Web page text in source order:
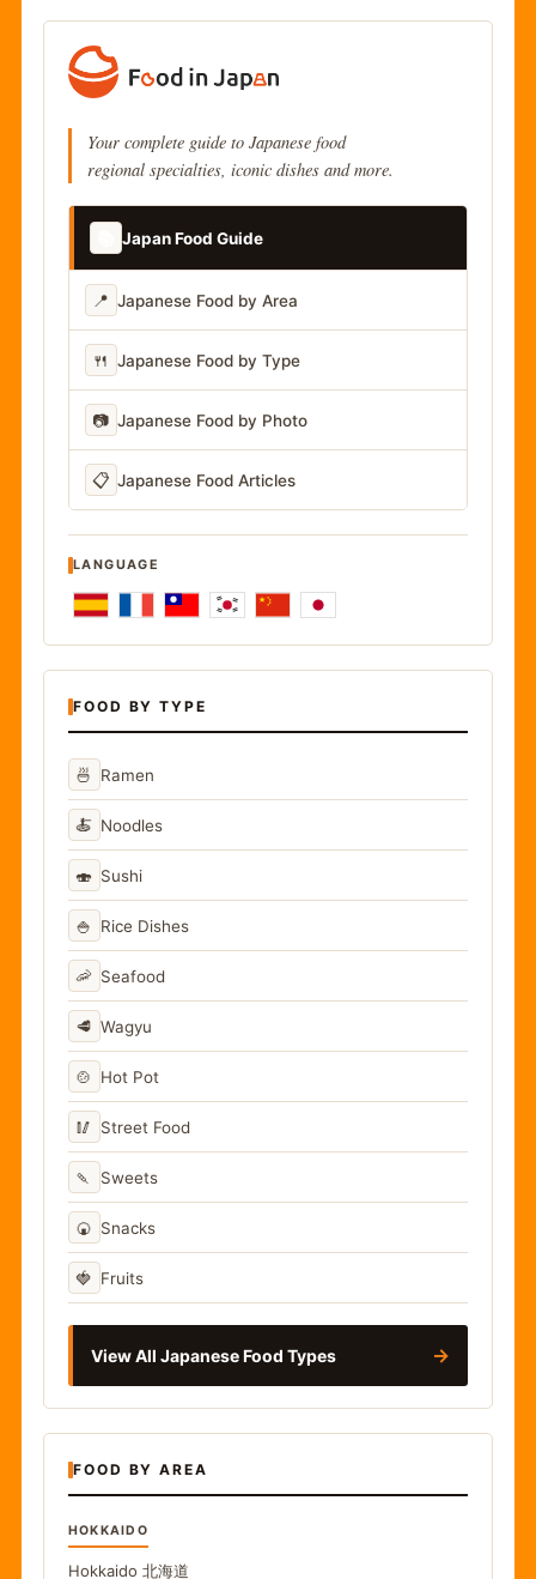
Your complete guide to Japanese food
regional specialties, iconic dishes and more.
Japan Food Guide
📍 Japanese Food by Area
🍴 Japanese Food by Type
📷 Japanese Food by Photo
📋 Japanese Food Articles
LANGUAGE
FOOD BY TYPE
🍜 Ramen
🍝 Noodles
🍣 Sushi
🍚 Rice Dishes
🦐 Seafood
🥩 Wagyu
🍲 Hot Pot
🥢 Street Food
🍡 Sweets
🍘 Snacks
🍓 Fruits
View All Japanese Food Types →
FOOD BY AREA
HOKKAIDO
Hokkaido 北海道